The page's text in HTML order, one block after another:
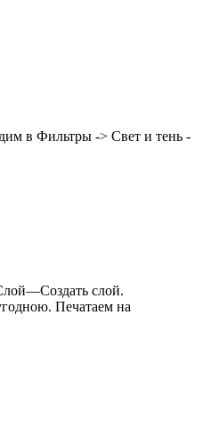
в Фильтры -> Свет и тень -
слой.
Печатаем на